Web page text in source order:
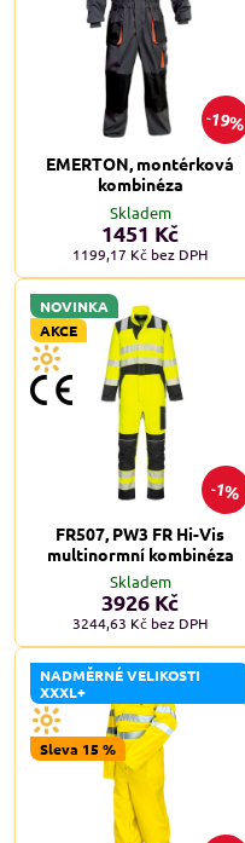
19%
EMERTON, montérková
kombinéza
Skladem
1451 Kč
1199,17 Kč bez DPH
1%
NOVINKA
AKCE
FR507, PW3 FR Hi-Vis
multinormní kombinéza
Skladem
3926 Kč
3244,63 Kč bez DPH
NADMĚRNÉ VELIKOSTI
XXXL+
Sleva 15 %